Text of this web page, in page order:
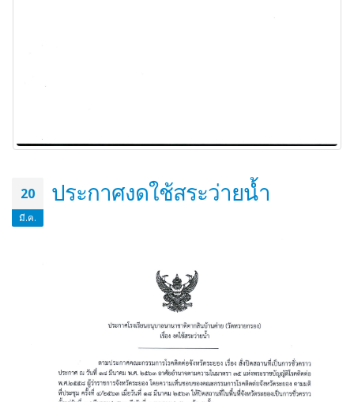
20
มี.ค.
ประกาศงดใช้สระว่ายน้ำ